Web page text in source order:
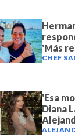
'Más
CHEF
'Esa
Diana